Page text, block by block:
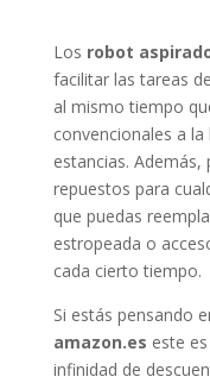
Los robot
facilitar las tareas
al mismo tiempo
convencionales a
estancias.
repuestos para
que puedas
estropeada o
cada cierto tiempo.
Si estás pensando
amazon.es este
infinidad de